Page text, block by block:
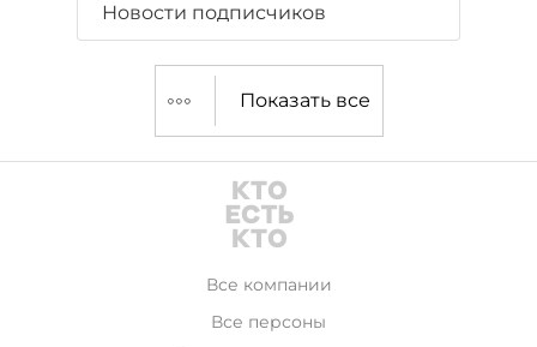
Новости подписчиков
Показать все
Все компании
Все персоны